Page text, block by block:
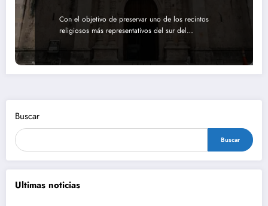
Con el objetivo de preservar uno de los recintos
religiosos más representativos del sur del…
Buscar
Buscar
Ultimas noticias